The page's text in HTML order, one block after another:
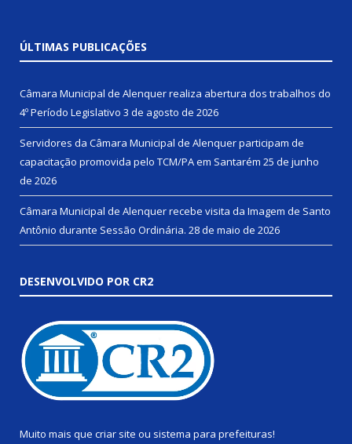
ÚLTIMAS PUBLICAÇÕES
Câmara Municipal de Alenquer realiza abertura dos trabalhos do
4º Período Legislativo 3 de agosto de 2026
Servidores da Câmara Municipal de Alenquer participam de
capacitação promovida pelo TCM/PA em Santarém 25 de junho
de 2026
Câmara Municipal de Alenquer recebe visita da Imagem de Santo
Antônio durante Sessão Ordinária. 28 de maio de 2026
DESENVOLVIDO POR CR2
Muito mais que criar site ou sistema para prefeituras!